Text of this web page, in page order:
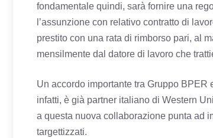
fondamentale quindi, sarà fornire una
l’assunzione con relativo contratto di
prestito con una rata di rimborso pari, al
mensilmente dal datore di lavoro che
Un accordo importante tra Gruppo
infatti, è già partner italiano di Western
a questa nuova collaborazione punta ad
targettizzati.